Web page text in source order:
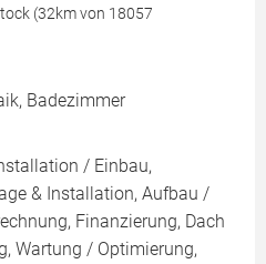
(32km von 18057
Badezimmer
/ Einbau,
& Installation, Aufbau /
Finanzierung, Dach
Wartung / Optimierung,